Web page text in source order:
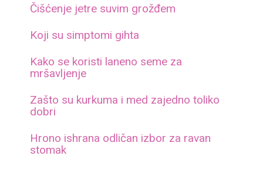
Čišćenje jetre suvim grožđem
Koji su simptomi gihta
Kako se koristi laneno seme za
mršavljenje
Zašto su kurkuma i med zajedno toliko
dobri
Hrono ishrana odličan izbor za ravan
stomak